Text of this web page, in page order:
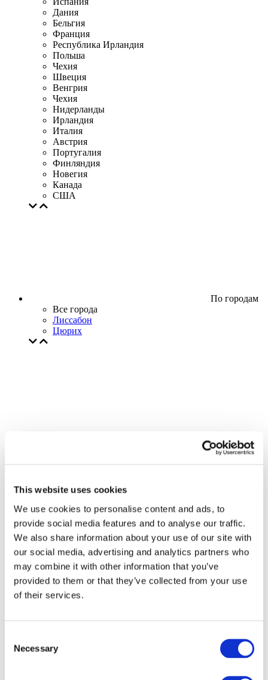
This website uses cookies
We use cookies to personalise content and ads, to
provide social media features and to analyse our traffic.
We also share information about your use of our site with
our social media, advertising and analytics partners who
may combine it with other information that you’ve
provided to them or that they’ve collected from your use
of their services.
Selection
Necessary
Дания
Бельгия
Франция
Республика Ирландия
Польша
Чехия
Швеция
Венгрия
Чехия
Нидерланды
Ирландия
Италия
Австрия
Португалия
Финляндия
Новегия
Канада
США
По городам
Все города
Лиссабон
Цюрих
Все